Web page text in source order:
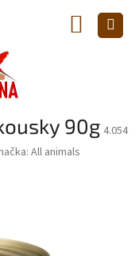
KOŠÍK
90g 4.054
All animals